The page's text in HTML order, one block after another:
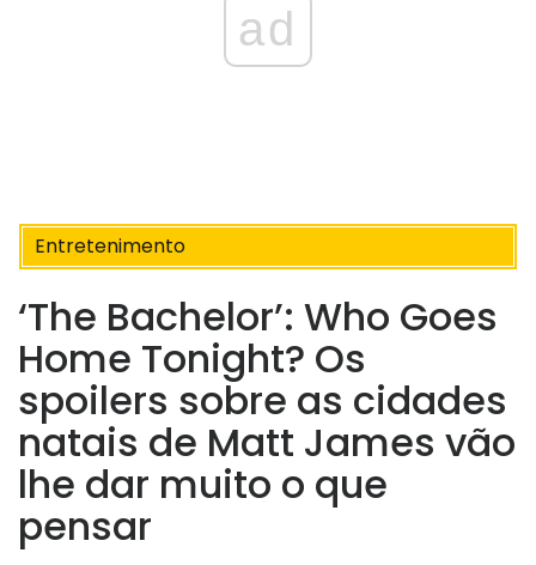
ad
Entretenimento
‘The Bachelor’: Who Goes
Home Tonight? Os
spoilers sobre as cidades
natais de Matt James vão
lhe dar muito o que
pensar